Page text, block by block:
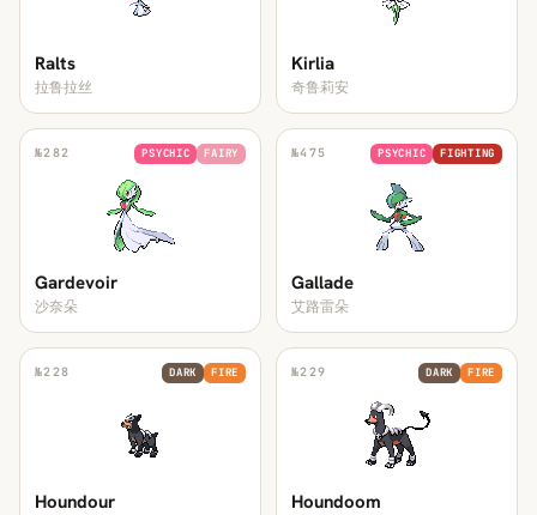
Ralts
拉鲁拉丝
Kirlia
奇鲁莉安
№282 PSYCHIC FAIRY
Gardevoir
沙奈朵
№475 PSYCHIC FIGHTING
Gallade
艾路雷朵
№228 DARK FIRE
Houndour
№229 DARK FIRE
Houndoom